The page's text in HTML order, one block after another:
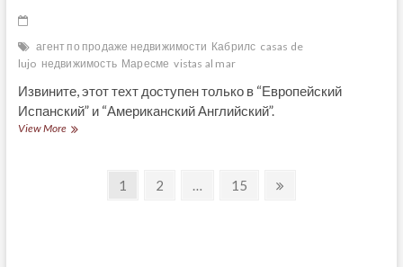
агент по продаже недвижимости Кабрилс casas de
lujo недвижимость Маресме vistas al mar
Извините, этот техт доступен только в “Европейский
Испанский” и “Американский Английский”.
View More(Español)
comunicación
НавигацияPage
1 Page
2 … Page
15
Next